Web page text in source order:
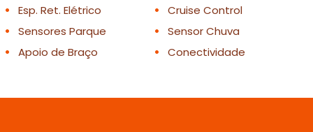
Esp. Ret. Elétrico
Cruise Control
Sensores Parque
Sensor Chuva
Apoio de Braço
Conectividade